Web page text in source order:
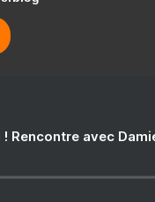
Rencontre avec